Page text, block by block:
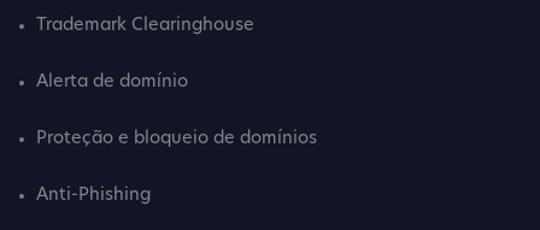
Trademark Clearinghouse
Alerta de domínio
Proteção e bloqueio de domínios
Anti-Phishing